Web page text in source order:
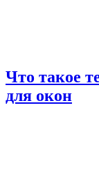
Что такое
для окон